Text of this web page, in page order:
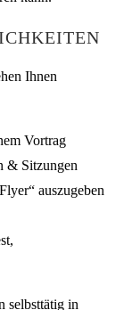
Ihnen
Vortrag
& Sitzungen
auszugeben